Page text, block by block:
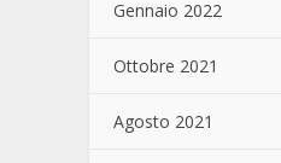
Gennaio 2022
Ottobre 2021
Agosto 2021